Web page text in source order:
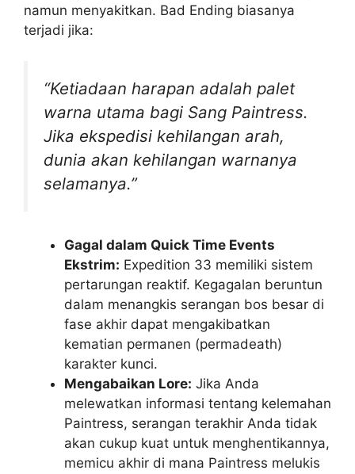
namun menyakitkan. Bad Ending biasanya
terjadi jika:
“Ketiadaan harapan adalah palet
warna utama bagi Sang Paintress.
Jika ekspedisi kehilangan arah,
dunia akan kehilangan warnanya
selamanya.”
Gagal dalam Quick Time Events
Ekstrim: Expedition 33 memiliki sistem
pertarungan reaktif. Kegagalan beruntun
dalam menangkis serangan bos besar di
fase akhir dapat mengakibatkan
kematian permanen (permadeath)
karakter kunci.
Mengabaikan Lore: Jika Anda
melewatkan informasi tentang kelemahan
Paintress, serangan terakhir Anda tidak
akan cukup kuat untuk menghentikannya,
memicu akhir di mana Paintress melukis